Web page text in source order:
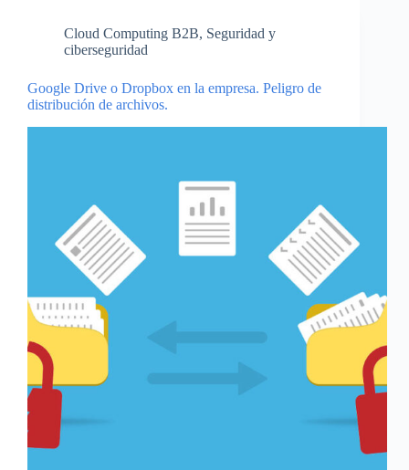
Cloud Computing B2B, Seguridad y
ciberseguridad
Google Drive o Dropbox en la empresa. Peligro de
distribución de archivos.